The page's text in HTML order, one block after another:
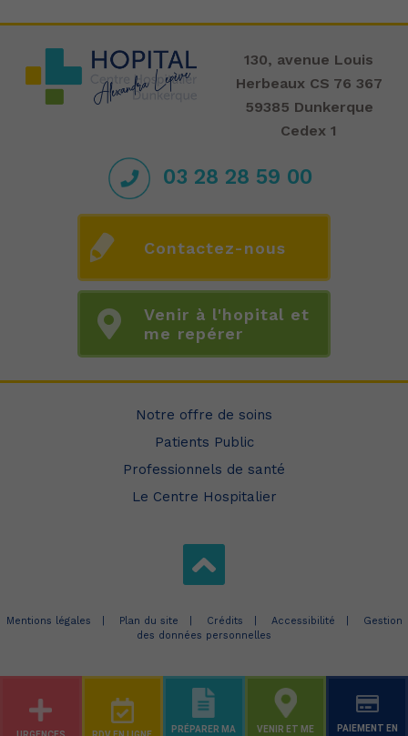
130, avenue Louis
Herbeaux CS 76 367
59385 Dunkerque
Cedex 1
03 28 28 59 00
Contactez-nous
Venir à l'hopital et
me repérer
Notre offre de soins
Patients Public
Professionnels de santé
Le Centre Hospitalier
Mentions légales Plan du site Crédits Accessibilité
Gestion
des données personnelles
PRÉPARER MA VENIR ET ME PAIEMENT EN